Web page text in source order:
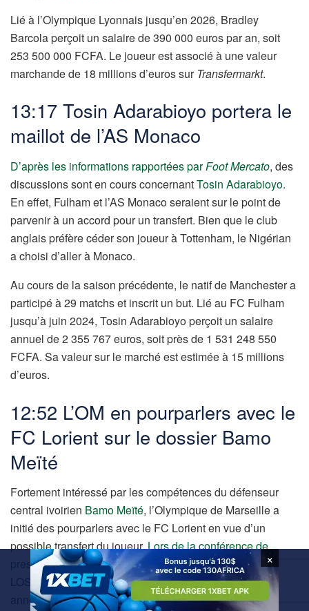
Lié à l’Olympique Lyonnais jusqu’en 2026, Bradley
Barcola perçoit un salaire de 390 000 euros par an, soit
253 500 000 FCFA. Le joueur est associé à une valeur
marchande de 18 millions d’euros sur Transfermarkt.
13:17 Tosin Adarabioyo portera le
maillot de l’AS Monaco
D’après les informations rapportées parFoot Mercato, des
discussions sont en cours concernantTosin Adarabioyo.
En effet, Fulham et l’AS Monaco seraient sur le point de
parvenir à un accord pour un transfert. Bien que le club
anglais préfère céder son joueur à Tottenham, le Nigérian
a choisi d’aller à Monaco.
Au cours de la saison précédente, le natif de Manchester a
participé à 29 matchs et inscrit un but. Lié au FC Fulham
jusqu’à juin 2024, Tosin Adarabioyo perçoit un salaire
annuel de 2 355 767 euros, soit près de 1 531 248 550
FCFA. Sa valeur sur le marché est estimée à 15 millions
d’euros.
12:52 L’OM en pourparlers avec le
FC Lorient sur le dossier Bamo
Meïté
Fortement intéressé par les compétences du défenseur
central ivoirien Bamo Meïté, l’Olympique de Marseille a
initié des pourparlers avec le FC Lorient en vue d’un
possible transfert du joueur.Lors de la conférence de
pressetenue après le match entre les Merlus face au
LOSC Lille, Régis Le Bris, l’entraîneur de Lorient, a
annoncé :
×